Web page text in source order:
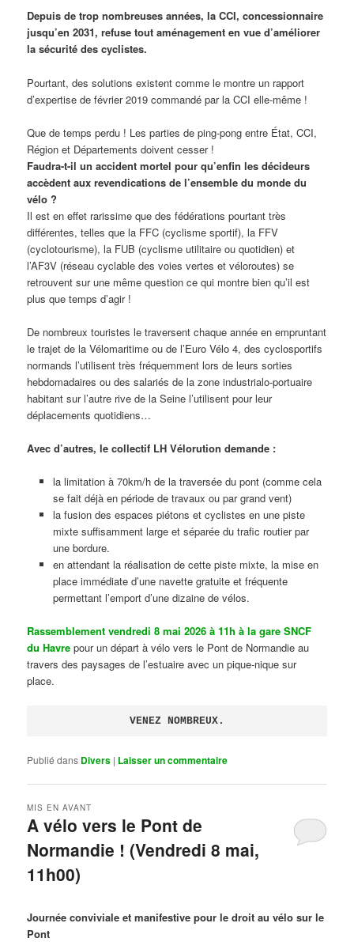
Depuis de trop nombreuses années, la CCI, concessionnaire
jusqu’en 2031, refuse tout aménagement en vue d’améliorer
la sécurité des cyclistes.
Pourtant, des solutions existent comme le montre un rapport
d’expertise de février 2019 commandé par la CCI elle-même !
Que de temps perdu ! Les parties de ping-pong entre État, CCI,
Région et Départements doivent cesser !
Faudra-t-il un accident mortel pour qu’enfin les décideurs
accèdent aux revendications de l’ensemble du monde du
vélo ?
Il est en effet rarissime que des fédérations pourtant très
différentes, telles que la FFC (cyclisme sportif), la FFV
(cyclotourisme), la FUB (cyclisme utilitaire ou quotidien) et
l’AF3V (réseau cyclable des voies vertes et véloroutes) se
retrouvent sur une même question ce qui montre bien qu’il est
plus que temps d’agir !
De nombreux touristes le traversent chaque année en empruntant
le trajet de la Vélomaritime ou de l’Euro Vélo 4, des cyclosportifs
normands l’utilisent très fréquemment lors de leurs sorties
hebdomadaires ou des salariés de la zone industrialo-portuaire
habitant sur l’autre rive de la Seine l’utilisent pour leur
déplacements quotidiens…
Avec d’autres, le collectif LH Vélorution demande :
la limitation à 70km/h de la traversée du pont (comme cela
se fait déjà en période de travaux ou par grand vent)
la fusion des espaces piétons et cyclistes en une piste
mixte suffisamment large et séparée du trafic routier par
une bordure.
en attendant la réalisation de cette piste mixte, la mise en
place immédiate d’une navette gratuite et fréquente
permettant l’emport d’une dizaine de vélos.
Rassemblement vendredi 8 mai 2026 à 11h à la gare SNCF
du Havre pour un départ à vélo vers le Pont de Normandie au
travers des paysages de l’estuaire avec un pique-nique sur
place.
VENEZ NOMBREUX.
Publié dans Divers | Laisser un commentaire
A vélo vers le Pont de
Normandie ! (Vendredi 8 mai,
11h00)
MIS EN AVANT
Journée conviviale et manifestive pour le droit au vélo sur le
Pont